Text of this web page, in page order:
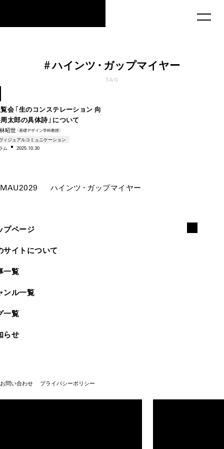
#ハインツ・ ガップマイヤー
TAG
1956
会「生のコンステレーション 向
太郎の具体詩」について
昭世 （基礎デザイン学科教授）
ィジュアルコミュニケーション
ム
2025.10.30
MAU2029 ハインツ・ ガップマイ ヤー
プページ
サイトについて
一覧
ンル一覧
一覧
らせ
お問い合わせ プライバシーポリシー